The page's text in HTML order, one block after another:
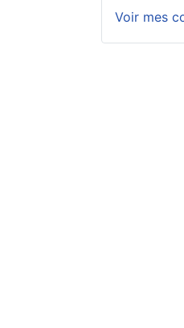
Voir mes